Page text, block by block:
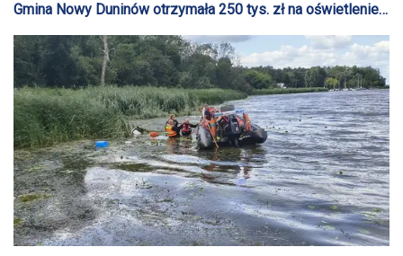
Gmina Nowy Duninów otrzymała 250 tys. zł na oświetlenie
stadionu